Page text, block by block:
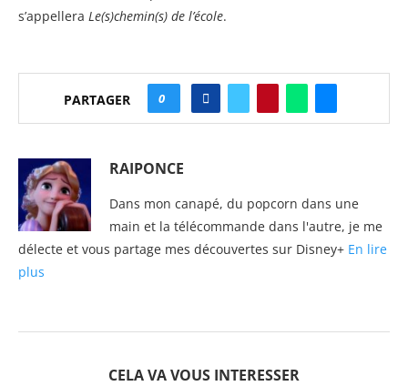
s’appellera Le(s)chemin(s) de l’école.
PARTAGER 0
RAIPONCE
Dans mon canapé, du popcorn dans une
main et la télécommande dans l'autre, je me
délecte et vous partage mes découvertes sur Disney+ En lire
plus
CELA VA VOUS INTERESSER